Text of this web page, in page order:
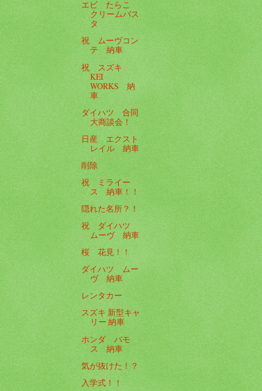
エビ たらこ
クリームパス
タ
祝 ムーヴコン
テ 納車
祝 スズキ
KEI
WORKS 納
車
ダイハツ 合同
大商談会！
日産 エクスト
レイル 納車
削除
祝 ミライー
ス 納車！！
隠れた名所？！
祝 ダイハツ
ムーヴ 納車
桜 花見！！
ダイハツ ムー
ヴ 納車
レンタカー
スズキ 新型キャ
リー 納車
ホンダ バモ
ス 納車
気が抜けた！？
入学式！！